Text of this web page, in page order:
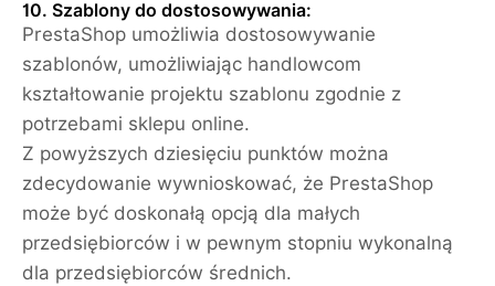
10. Szablony do dostosowywania:
PrestaShop umożliwia dostosowywanie
szablonów, umożliwiając handlowcom
kształtowanie projektu szablonu zgodnie z
potrzebami sklepu online.
Z powyższych dziesięciu punktów można
zdecydowanie wywnioskować, że PrestaShop
może być doskonałą opcją dla małych
przedsiębiorców i w pewnym stopniu wykonalną
dla przedsiębiorców średnich.